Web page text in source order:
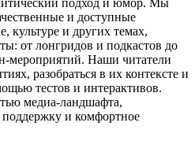
подход и юмор. Мы
и доступные
культуре и других темах,
от лонгридов и подкастов до
мероприятий. Наши читатели
разобраться в их контексте и
тестов и интерактивов.
медиа-ландшафта,
поддержку и комфортное